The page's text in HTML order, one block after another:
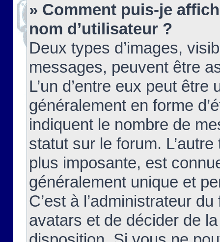
» Comment puis-je
nom d’utilisateur ?
Deux types d’images,
messages, peuvent être
L’un d’entre eux peut
généralement en forme
indiquent le nombre de
statut sur le forum.
plus imposante, est
généralement unique et
C’est à l’administrateur
avatars et de décider de